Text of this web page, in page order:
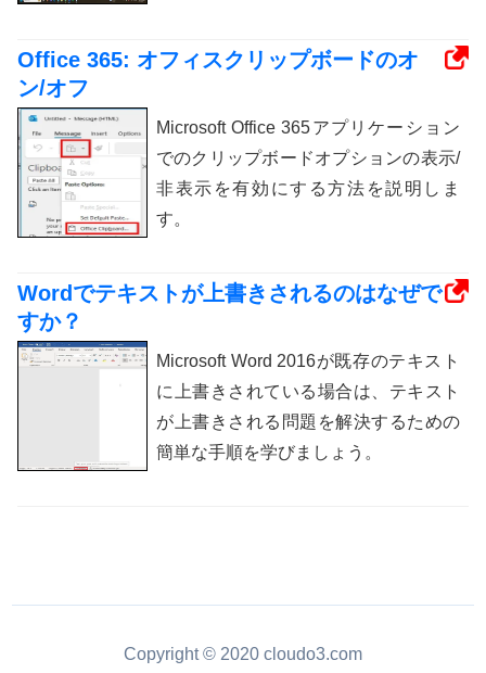
Office 365: オフィスクリップボードのオ
ン/オフ
Microsoft Office 365アプリケーション
でのクリップボードオプションの表示/
非表示を有効にする方法を説明しま
す。
Wordでテキストが上書きされるのはなぜで
すか？
Microsoft Word 2016が既存のテキスト
に上書きされている場合は、テキスト
が上書きされる問題を解決するための
簡単な手順を学びましょう。
Copyright © 2020 cloudo3.com